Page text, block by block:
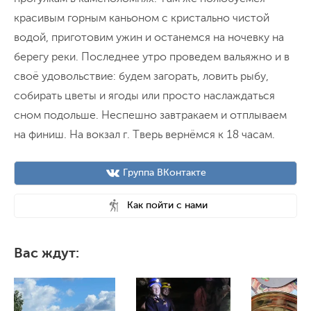
красивым горным каньоном с кристально чистой
водой, приготовим ужин и останемся на ночевку на
берегу реки. Последнее утро проведем вальяжно и в
своё удовольствие: будем загорать, ловить рыбу,
собирать цветы и ягоды или просто наслаждаться
сном подольше. Неспешно завтракаем и отплываем
на финиш. На вокзал г. Тверь вернёмся к 18 часам.
Группа ВКонтакте
Как пойти с нами
Вас ждут: